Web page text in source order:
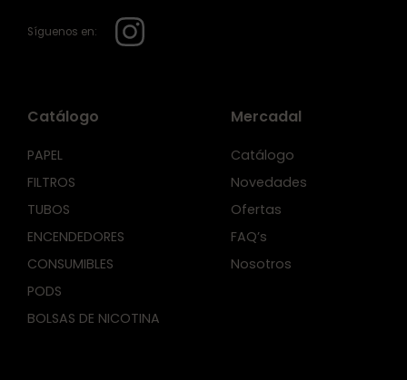
Síguenos en:
Catálogo
PAPEL
FILTROS
TUBOS
ENCENDEDORES
CONSUMIBLES
PODS
BOLSAS DE NICOTINA
Mercadal
Catálogo
Novedades
Ofertas
FAQ’s
Nosotros